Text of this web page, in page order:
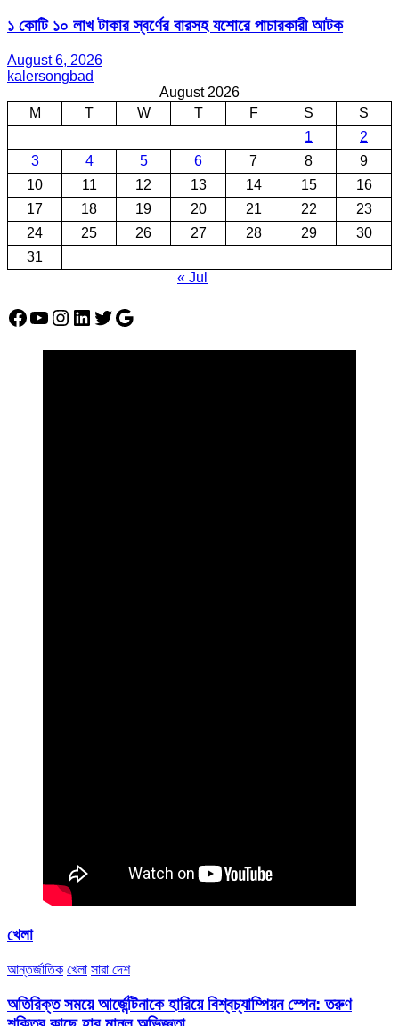
১ কোটি ১০ লাখ টাকার স্বর্ণের বারসহ যশোরে পাচারকারী আটক​
August 6, 2026
kalersongbad
August 2026
M
T W T F S
S
1
2
3
4 5 6 7 8
9
10
11 12 13 14 15
16
17
18 19 20 21 22
23
24
25 26 27 28 29
30
31
« Jul
Facebook
YouTube
Instagram
LinkedIn
Twitter
Google
খেলা
আন্তর্জাতিক খেলা সারা দেশ
অতিরিক্ত সময়ে আর্জেন্টিনাকে হারিয়ে বিশ্বচ্যাম্পিয়ন স্পেন: তরুণ